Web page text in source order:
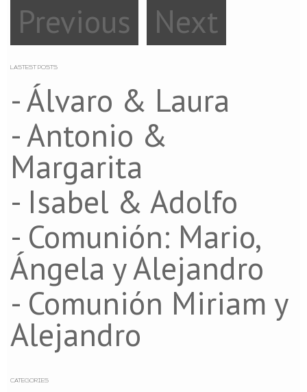
Previous Next
LASTEST POSTS
- Álvaro & Laura
- Antonio &
Margarita
- Isabel & Adolfo
- Comunión: Mario,
Ángela y Alejandro
- Comunión Miriam y
Alejandro
CATEGORIES